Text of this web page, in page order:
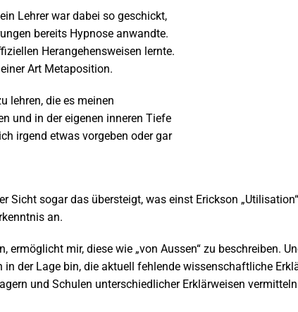
Lehrer war dabei so geschickt,
bereits Hypnose anwandte.
Herangehensweisen lernte.
Art Metaposition.
lehren, die es meinen
und in der eigenen inneren Tiefe
irgend etwas vorgeben oder gar
sogar das übersteigt, was einst Erickson
an.
mir, diese wie „von Aussen“ zu beschreiben.
der Lage bin, die aktuell fehlende wissenschaftliche
und Schulen unterschiedlicher Erklärweisen